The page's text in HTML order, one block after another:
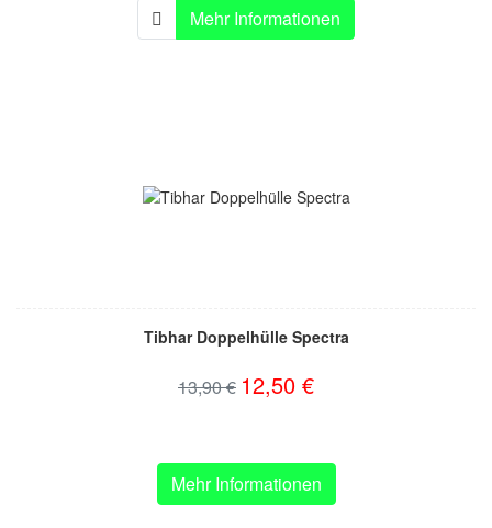
Mehr Informationen
Tibhar Doppelhülle Spectra
13,90 € 12,50 €
Mehr Informationen